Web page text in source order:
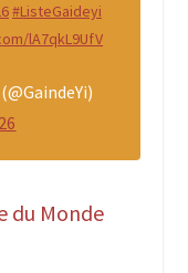
#ListeGaideyi
lA7qkL9UfV
du Monde